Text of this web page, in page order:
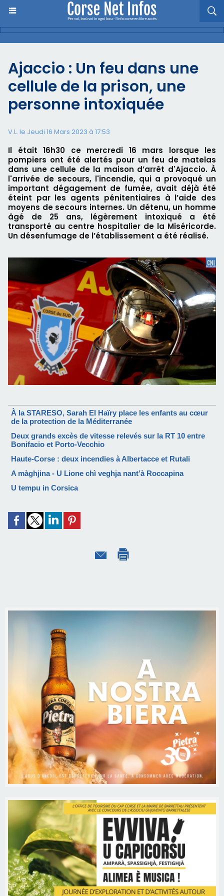
Ajaccio : Un feu dans une
cellule de la prison, une
personne intoxiquée
V.L. le Jeudi 16 Mars 2023 à 17:53
Il était 16h30 ce mercredi 16 mars lorsque les
pompiers ont été alertés pour un feu de matelas
dans une cellule de la maison d’arrêt d'Ajaccio. À
l'arrivée de secours, l'incendie, qui a provoqué un
important dégagement de fumée, avait déjà été
éteint par les agents pénitentiaires à l’aide des
moyens de secours internes. Un détenu, un homme
âgé de 25 ans, légèrement intoxiqué a été
transporté au centre hospitalier de la Miséricorde.
Un désenfumage de l’établissement a été réalisé.
À la STARESO, Sarah El Haïry place les enfants au cœur
de la protection de la Méditerranée
Deux grands excès de vitesse relevés sur la RT 10 entre
Bonifacio et Porto-Vecchio
Haute-Corse : deux incendies à Albertacce et Rutali
A màghjina - U Lione chì veghja nant’à Roccapina
U tempu in Corsica